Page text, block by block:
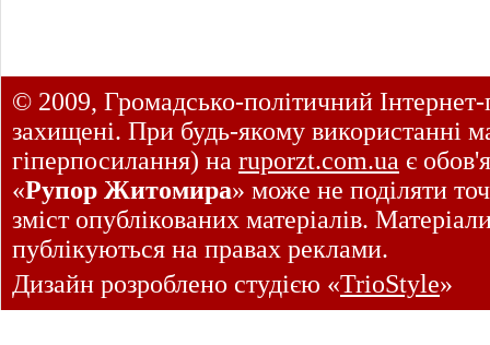
© 2009, Громадсько-політичний
захищені. При будь-якому використанні
гіперпосилання) на ruporzt.com.ua є
«Рупор Житомира» може не поділяти
зміст опублікованих матеріалів.
публікуються на правах реклами.
Дизайн розроблено студією «TrioStyle»